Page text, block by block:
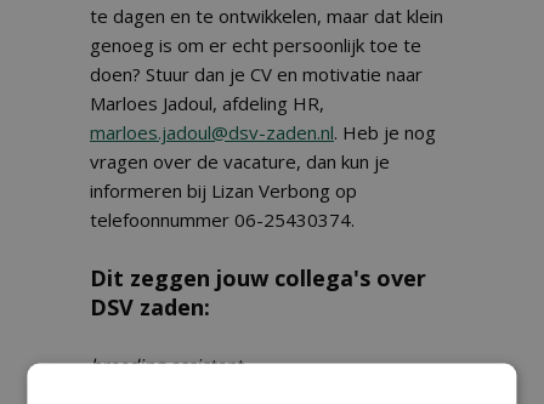
te dagen en te ontwikkelen, maar dat klein
genoeg is om er echt persoonlijk toe te
doen? Stuur dan je CV en motivatie naar
Marloes Jadoul, afdeling HR,
marloes.jadoul@dsv-zaden.nl. Heb je nog
vragen over de vacature, dan kun je
informeren bij Lizan Verbong op
telefoonnummer 06-25430374.
Dit zeggen jouw collega's over
DSV zaden:
breeding assistant